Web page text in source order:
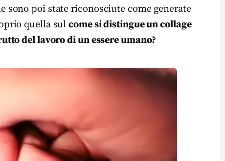
sono poi state riconosciute come generate
quella sulcome si distingue un collage
del lavoro di un essere umano?